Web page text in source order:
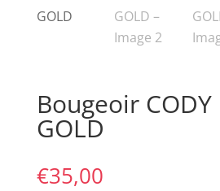
Bougeoir CODY
GOLD
€35,00